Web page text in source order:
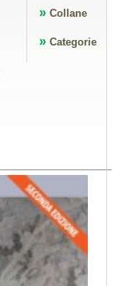
»Collane
»Categorie